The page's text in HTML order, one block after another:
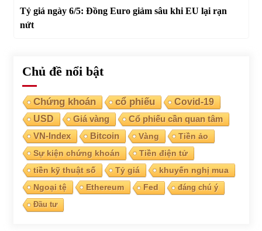
Tỷ giá ngày 6/5: Đồng Euro giảm sâu khi EU lại rạn
nứt
Chủ đề nổi bật
Chứng khoán cổ phiếu
Covid-19
USD
Giá vàng Cổ phiếu cần quan tâm
VN-Index Bitcoin Vàng
Tiền ảo
Sự kiện chứng khoán
Tiền điện tử
tiền kỹ thuật số
Tỷ giá
khuyến nghị mua
Ngoại tệ
Ethereum Fed
đáng chú ý
Đầu tư